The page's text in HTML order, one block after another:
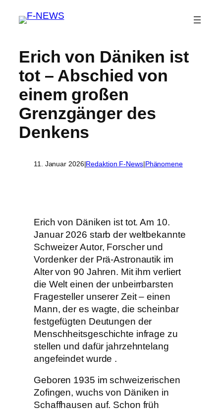
Erich von Däniken ist
tot – Abschied von
einem großen
Grenzgänger des
Denkens
11. Januar 2026|Redaktion F-News|Phänomene
Erich von Däniken ist tot. Am 10.
Januar 2026 starb der weltbekannte
Schweizer Autor, Forscher und
Vordenker der Prä-Astronautik im
Alter von 90 Jahren. Mit ihm verliert
die Welt einen der unbeirrbarsten
Fragesteller unserer Zeit – einen
Mann, der es wagte, die scheinbar
festgefügten Deutungen der
Menschheitsgeschichte infrage zu
stellen und dafür jahrzehntelang
angefeindet wurde .
Geboren 1935 im schweizerischen
Zofingen, wuchs von Däniken in
Schaffhausen auf. Schon früh